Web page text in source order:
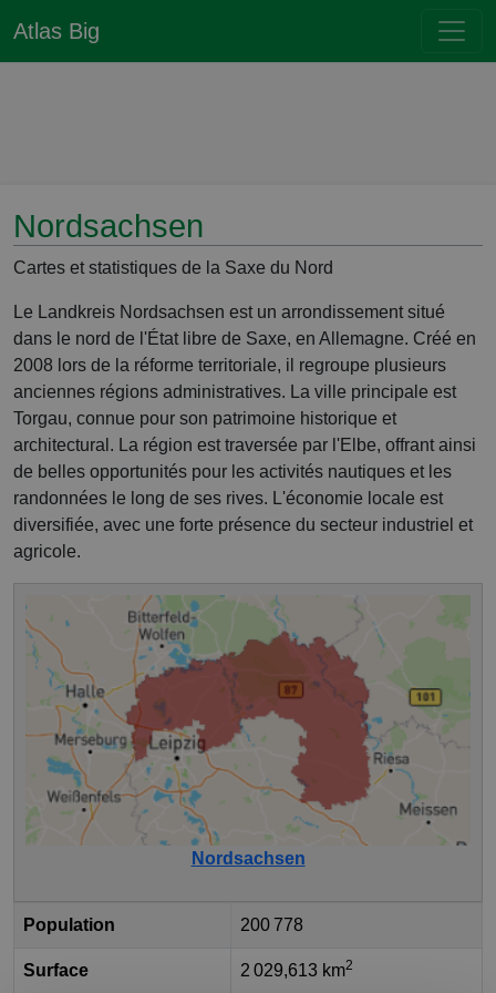
Atlas Big
Nordsachsen
Cartes et statistiques de la Saxe du Nord
Le Landkreis Nordsachsen est un arrondissement situé
dans le nord de l'État libre de Saxe, en Allemagne. Créé en
2008 lors de la réforme territoriale, il regroupe plusieurs
anciennes régions administratives. La ville principale est
Torgau, connue pour son patrimoine historique et
architectural. La région est traversée par l'Elbe, offrant ainsi
de belles opportunités pour les activités nautiques et les
randonnées le long de ses rives. L'économie locale est
diversifiée, avec une forte présence du secteur industriel et
agricole.
Nordsachsen
Population 200 778
Surface 2 029,613 km2